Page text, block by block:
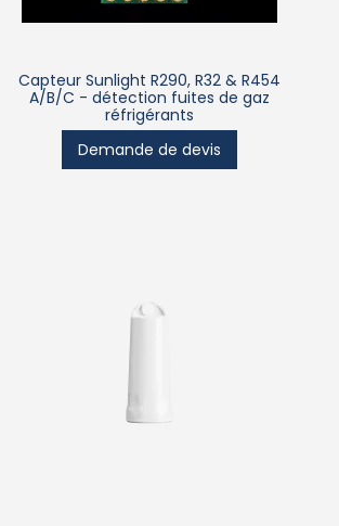
Capteur Sunlight R290, R32 & R454
A/B/C - détection fuites de gaz
réfrigérants
Demande de devis